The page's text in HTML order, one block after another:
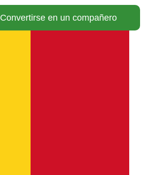
Convertirse en un compañero